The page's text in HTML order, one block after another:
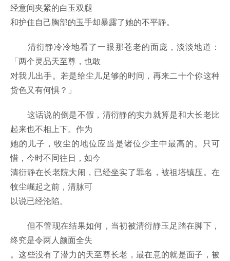
经意间夹紧的白玉双腿
和护住自己胸部的玉手却暴露了她的不平静。
清衍静冷冷地看了一眼那苍老的面庞，淡淡地道：
「两个灵品天至尊，也敢
对我儿出手。若是给尘儿足够的时间，再来二十个你这种
货色又有何惧？」
这话说的倒是不假，清衍静的实力就算是和大长老比
起来也不相上下。作为
她的儿子，牧尘的地位应当是诸位少主中最高的。只可
惜，今时不同往日，如今
清衍静在长老院大闹，已经坐实了罪名，被祖塔镇压。在
牧尘崛起之前，清脉可
以说已经沦陷。
但不管现在结果如何，当初被清衍静玉足踏在脚下，
终究是令两人颜面全失
。这些没有了潜力的天至尊长老，最在意的就是面子，被